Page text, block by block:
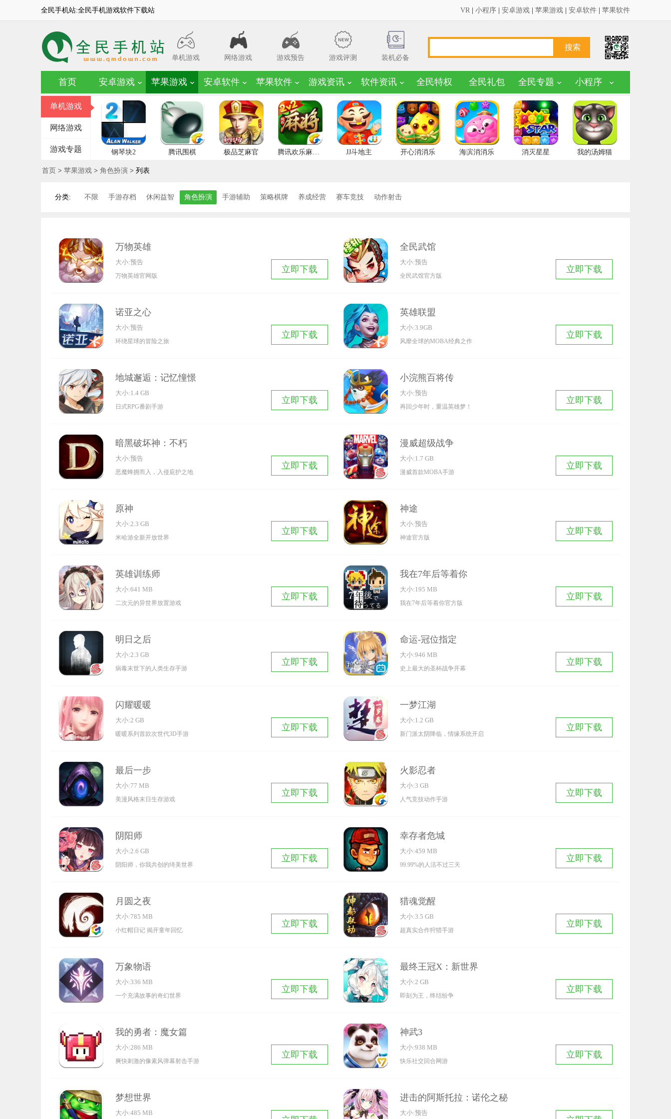
全民手机站:全民手机游戏软件下载站 VR 小程序 安卓游戏 苹果游戏 安卓软件 苹果软件
单机游戏 网络游戏 游戏预告 游戏评测 装机必备
首页 安卓游戏 苹果游戏 安卓软件 苹果软件 游戏资讯 软件资讯 全民特权 全民礼包 全民专题 小程序
单机游戏
网络游戏
游戏专题 钢琴块2 腾讯围棋 极品芝麻官 腾讯欢乐麻将全集 JJ斗地主 开心消消乐 海滨消消乐 消灭星星 我的汤姆猫
首页 > 苹果游戏 > 角色扮演 > 列表
分类: 不限 手游存档 休闲益智 角色扮演 手游辅助 策略棋牌 养成经营 赛车竞技 动作射击
万物英雄
大小:预告
万物英雄官网版
立即下载
全民武馆
大小:预告
全民武馆官方版
立即下载
诺亚之心
大小:预告
环绕星球的冒险之旅
立即下载
英雄联盟
大小:3.9GB
风靡全球的MOBA经典之作
立即下载
地城邂逅：记忆憧憬
大小:1.4 GB
日式RPG番剧手游
立即下载
小浣熊百将传
大小:预告
再回少年时，重温英雄梦！
立即下载
暗黑破坏神：不朽
大小:预告
恶魔蜂拥而入，入侵庇护之地
立即下载
漫威超级战争
大小:1.7 GB
漫威首款MOBA手游
立即下载
原神
大小:2.3 GB
米哈游全新开放世界
立即下载
神途
大小:预告
神途官方版
立即下载
英雄训练师
大小:641 MB
二次元的异世界放置游戏
立即下载
我在7年后等着你
大小:195 MB
我在7年后等着你官方版
立即下载
明日之后
大小:2.3 GB
病毒末世下的人类生存手游
立即下载
命运-冠位指定
大小:946 MB
史上最大的圣杯战争开幕
立即下载
闪耀暖暖
大小:2 GB
暖暖系列首款次世代3D手游
立即下载
一梦江湖
大小:1.2 GB
新门派太阴降临，情缘系统开启
立即下载
最后一步
大小:77 MB
美漫风格末日生存游戏
立即下载
火影忍者
大小:3 GB
人气竞技动作手游
立即下载
阴阳师
大小:2.6 GB
阴阳师，你我共创的绮美世界
立即下载
幸存者危城
大小:459 MB
99.99%的人活不过三天
立即下载
月圆之夜
大小:785 MB
小红帽日记 揭开童年回忆
立即下载
猎魂觉醒
大小:3.5 GB
超真实合作狩猎手游
立即下载
万象物语
大小:336 MB
一个充满故事的奇幻世界
立即下载
最终王冠X：新世界
大小:2 GB
即刻为王，终结纷争
立即下载
我的勇者：魔女篇
大小:286 MB
爽快刺激的像素风弹幕射击手游
立即下载
神武3
大小:938 MB
快乐社交回合网游
立即下载
梦想世界
大小:485 MB
进击的阿斯托拉：诺伦之秘
大小:预告